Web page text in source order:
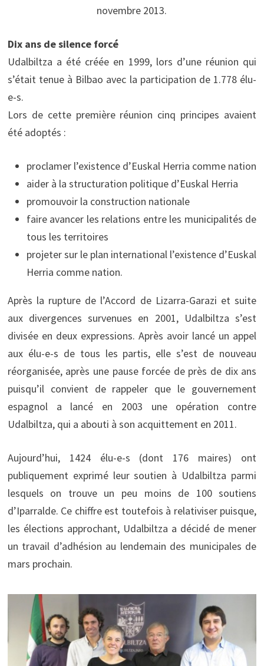
novembre 2013.
Dix ans de silence forcé
Udalbiltza a été créée en 1999, lors d’une réunion qui
s’était tenue à Bilbao avec la participation de 1.778 élu-
e-s.
Lors de cette première réunion cinq principes avaient
été adoptés :
proclamer l’existence d’Euskal Herria comme nation
aider à la structuration politique d’Euskal Herria
promouvoir la construction nationale
faire avancer les relations entre les municipalités de
tous les territoires
projeter sur le plan international l’existence d’Euskal
Herria comme nation.
Après la rupture de l’Accord de Lizarra-Garazi et suite
aux divergences survenues en 2001, Udalbiltza s’est
divisée en deux expressions. Après avoir lancé un appel
aux élu-e-s de tous les partis, elle s’est de nouveau
réorganisée, après une pause forcée de près de dix ans
puisqu’il convient de rappeler que le gouvernement
espagnol a lancé en 2003 une opération contre
Udalbiltza, qui a abouti à son acquittement en 2011.
Aujourd’hui, 1424 élu-e-s (dont 176 maires) ont
publiquement exprimé leur soutien à Udalbiltza parmi
lesquels on trouve un peu moins de 100 soutiens
d’Iparralde. Ce chiffre est toutefois à relativiser puisque,
les élections approchant, Udalbiltza a décidé de mener
un travail d’adhésion au lendemain des municipales de
mars prochain.